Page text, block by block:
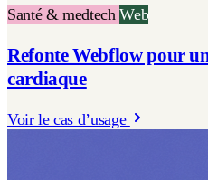
Santé & medtechWeb
Refonte Webflow pour
cardiaque
Voir le cas d’usage